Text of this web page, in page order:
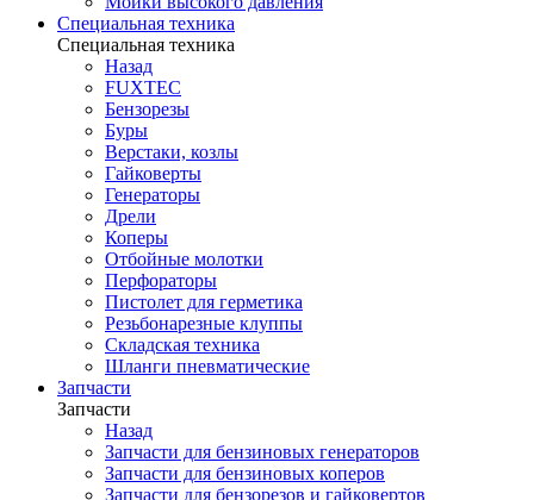
Специальная техника
Специальная техника
Назад
FUXTEC
Бензорезы
Буры
Верстаки, козлы
Гайковерты
Генераторы
Дрели
Коперы
Отбойные молотки
Перфораторы
Пистолет для герметика
Резьбонарезные клуппы
Складская техника
Шланги пневматические
Запчасти
Запчасти
Назад
Запчасти для бензиновых генераторов
Запчасти для бензиновых коперов
Запчасти для бензорезов и гайковертов